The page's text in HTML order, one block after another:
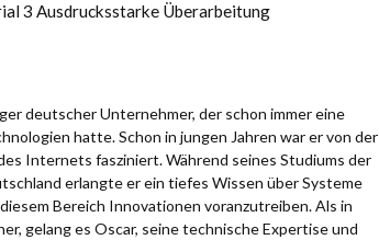
3 Ausdrucksstarke Überarbeitung
deutscher Unternehmer, der schon immer eine
hatte. Schon in jungen Jahren war er von der
Internets fasziniert. Während seines Studiums der
erlangte er ein tiefes Wissen über Systeme
Bereich Innovationen voranzutreiben. Als in
gelang es Oscar, seine technische Expertise und